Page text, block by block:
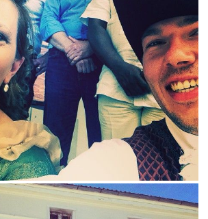
Maj 23